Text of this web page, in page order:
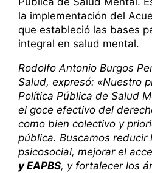
la implementación del
que estableció las bases
integral en salud mental.
Rodolfo Antonio Burgos
Salud, expresó: «Nuestro
Política Pública de Salud
el goce efectivo del
como bien colectivo y
pública. Buscamos reducir
psicosocial, mejorar el
y EAPBS, y fortalecer los